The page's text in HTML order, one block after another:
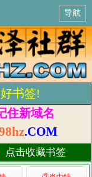
导航
书签!
住新域名
.COM
点击收藏书签